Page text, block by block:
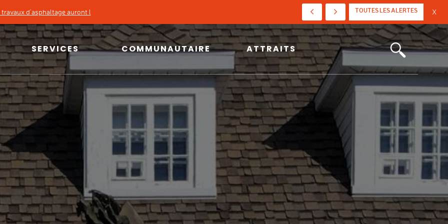
X
d'asphaltage auront l
réparation d'un bris d'aqueduc, ve... TOUTES LES ALERTES
SERVICES
SERVICES
Taxes, évaluation et
cartographie
Urbanisme
Environnement
Matières résiduelles
Sécurité publique
Logements sociaux
Transport collectif
COMMUNAUTAIRE
COMMUNAUTAIRE
Info-loisirs et inscriptions
Bibliothèque et espaces
culturels
Installations sportives
Parcs municipaux
Location de salles
Répertoire des organismes
ATTRAITS
ATTRAITS
Choisir Saint-Jean-Port-Joli
Art, culture et patrimoine
Tourisme et événements
Fêtes du 350e
Actualités